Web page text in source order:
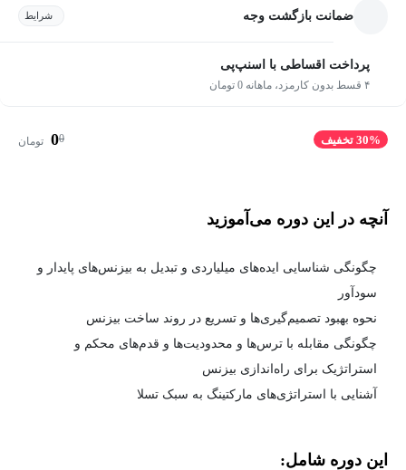
ضمانت بازگشت وجه شرایط
پرداخت اقساطی با اسنپ‌پی
۴ قسط بدون کارمزد، ماهانه 0 تومان
30% تخفیف 0
0 تومان
آنچه در این دوره می‌آموزید
چگونگی شناسایی ایده‌های میلیاردی و تبدیل به بیزنس‌های پایدار و
سودآور
نحوه بهبود تصمیم‌گیری‌ها و تسریع در روند ساخت بیزنس
چگونگی مقابله با ترس‌ها و محدودیت‌ها و قدم‌های محکم و
استراتژیک برای راه‌اندازی بیزنس
آشنایی با استراتژی‌های مارکتینگ به سبک تسلا
این دوره شامل: